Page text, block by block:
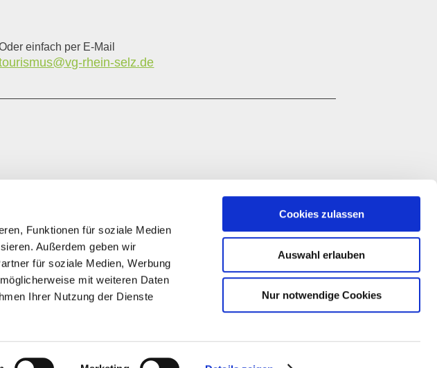
Funktionen für soziale Medien
Außerdem geben wir
für soziale Medien, Werbung
mit weiteren Daten
Ihrer Nutzung der Dienste
Cookies zulassen
Auswahl erlauben
Nur notwendige Cookies
einfach per E-Mail
rhein-selz.de
Diese Publikation wird im Rahmen des
Entwicklungsprogramms EULLE unter Beteiligung der
Pfalz, gefördert